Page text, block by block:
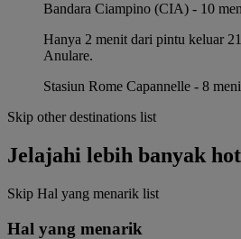
Bandara Ciampino (CIA) - 10
Hanya 2 menit dari pintu keluar
Anulare.
Stasiun Rome Capannelle - 8
Skip other destinations list
Jelajahi lebih banyak
Skip Hal yang menarik list
Hal yang menarik